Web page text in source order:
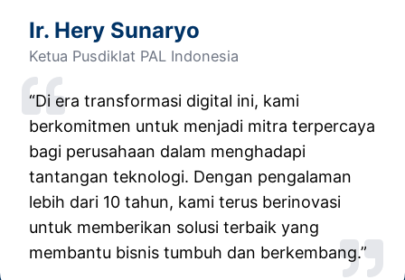
Ir. Hery Sunaryo
Ketua Pusdiklat PAL Indonesia
“Di era transformasi digital ini, kami
berkomitmen untuk menjadi mitra terpercaya
bagi perusahaan dalam menghadapi
tantangan teknologi. Dengan pengalaman
lebih dari 10 tahun, kami terus berinovasi
untuk memberikan solusi terbaik yang
membantu bisnis tumbuh dan berkembang.”